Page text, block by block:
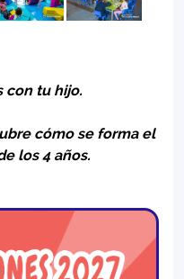
con tu hijo.
cómo se forma el
los 4 años.